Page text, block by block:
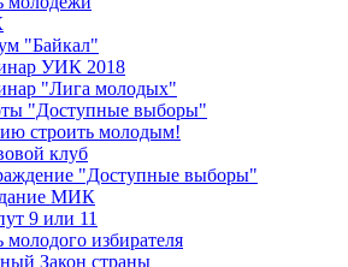
"Байкал"
УИК 2018
"Лига молодых"
"Доступные выборы"
строить молодым!
клуб
"Доступные выборы"
МИК
9 или 11
молодого избирателя
Закон страны